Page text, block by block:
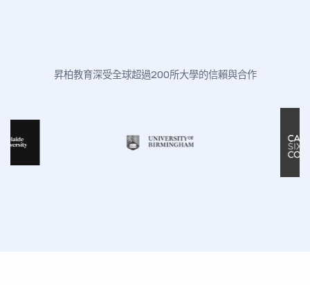
昇柏教育深受全球超過200所大學的信賴與合作